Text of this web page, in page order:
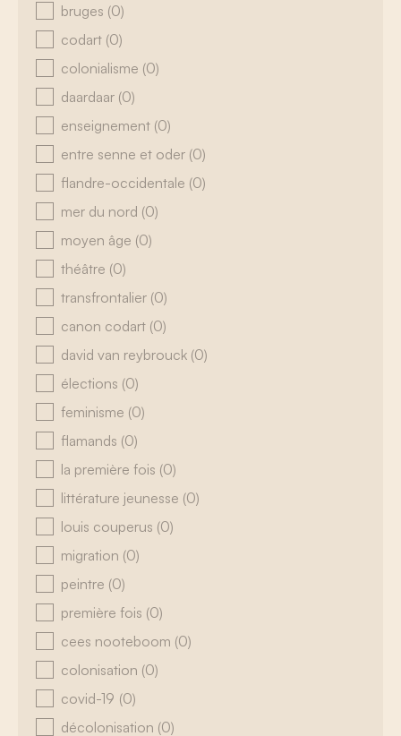
bruges (0)
codart (0)
colonialisme (0)
daardaar (0)
enseignement (0)
entre senne et oder (0)
flandre-occidentale (0)
mer du nord (0)
moyen âge (0)
théâtre (0)
transfrontalier (0)
canon codart (0)
david van reybrouck (0)
élections (0)
feminisme (0)
flamands (0)
la première fois (0)
littérature jeunesse (0)
louis couperus (0)
migration (0)
peintre (0)
première fois (0)
cees nooteboom (0)
colonisation (0)
covid-19 (0)
décolonisation (0)